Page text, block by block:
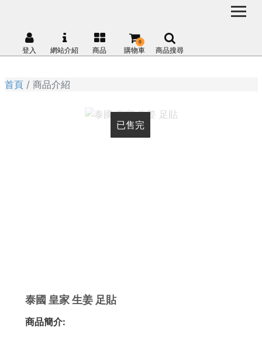
登入 網站介紹 商品 購物車
0
商品搜尋
首頁 商品介紹
已售完
已售完
已售完
泰國 皇家 生姜 足貼
商品簡介: